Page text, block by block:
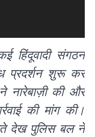
हिंदूवादी संगठन
प्रदर्शन शुरू कर
नारेबाज़ी की और
की मांग की।
देख पुलिस बल ने